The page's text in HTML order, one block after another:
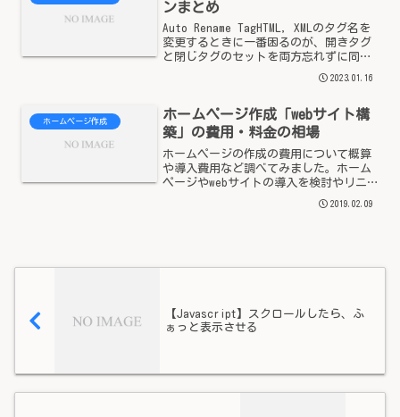
ンまとめ
Auto Rename TagHTML, XMLのタグ名を
変更するときに一番困るのが、開きタグ
と閉じタグのセットを両方忘れずに同じ
タグに変えること。やり忘れるとたちま
ちエラーです。今日は、そんな人間の頭
V...
2023.01.16
ホームページ作成
ホームページ作成「webサイト構
築」の費用・料金の相場
ホームページの作成の費用について概算
や導入費用など調べてみました。ホーム
ページやwebサイトの導入を検討やリニ
ューアルの参考になればと思います。
webサイト構築の費用（相場）トップペ
2019.02.09
【Javascript】スクロールしたら、ふ
ぁっと表示させる